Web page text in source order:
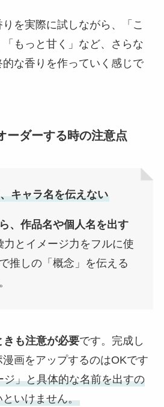
を実際に試しながら、「こ
もっと甘く」など、さらな
な香りを作っていく感じで
ーダーする時の注意点
キャラ名を伝えない
、作品名や個人名を出す
力とイメージ力をフルに使
推しの「概念」を伝える
も注意が必要です。完成し
画をアップするのはOKです
ジ」と具体的な名前を出すの
いけません。